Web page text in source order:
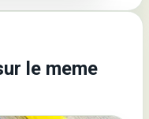
le meme